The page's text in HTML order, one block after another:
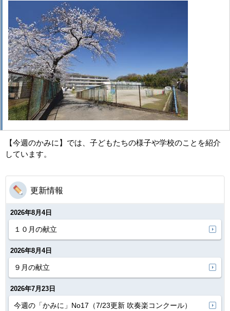
【今週のかみに】では、子どもたちの様子や学校のことを紹介
しています。
更新情報
2026年8月4日
１０月の献立
2026年8月4日
９月の献立
2026年7月23日
今週の「かみに」No17（7/23更新 吹奏楽コンクール）